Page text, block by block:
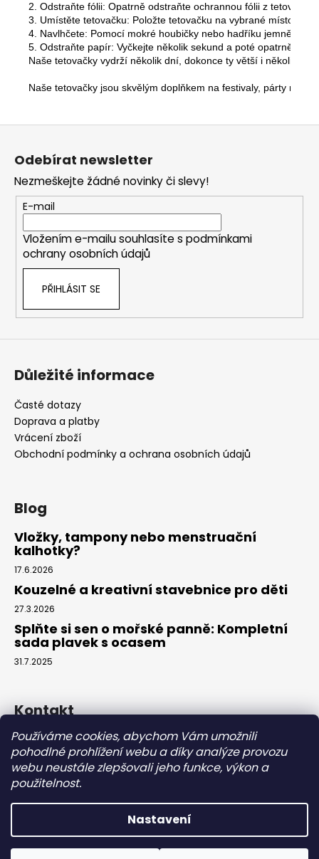
Používáme cookies, abychom Vám umožnili
pohodlné prohlížení webu a díky analýze provozu
webu neustále zlepšovali jeho funkce, výkon a
použitelnost.
Nastavení
2. Odstraňte fólii: Opatrně odstraňte ochrannou fólii z tetovačky.
3. Umístěte tetovačku: Položte tetovačku na vybrané místo na
4. Navlhčete: Pomocí mokré houbičky nebo hadříku jemně
5. Odstraňte papír: Vyčkejte několik sekund a poté opatrně
Naše tetovačky vydrží několik dní, dokonce ty větší i několik
Naše tetovačky jsou skvělým doplňkem na festivaly, párty
Odebírat newsletter
Nezmeškejte žádné novinky či slevy!
E-mail
Vložením e-mailu souhlasíte s podmínkami
ochrany osobních údajů
PŘIHLÁSIT SE
Důležité informace
Časté dotazy
Doprava a platby
Vrácení zboží
Obchodní podmínky a ochrana osobních údajů
Blog
Vložky, tampony nebo menstruační
kalhotky?
17.6.2026
Kouzelné a kreativní stavebnice pro děti
27.3.2026
Splňte si sen o mořské panně: Kompletní
sada plavek s ocasem
31.7.2025
Kontakt
info@eparuky.cz
+420 734 459 045
Náš Facebook
Copyright 2026eparuky.cz. Všechna práva vyhrazena.